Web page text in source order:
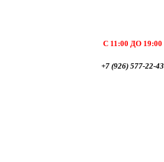
С 11:00 ДО 19:00
+7 (926) 577-22-43